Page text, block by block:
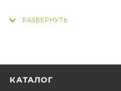
КАТАЛОГ